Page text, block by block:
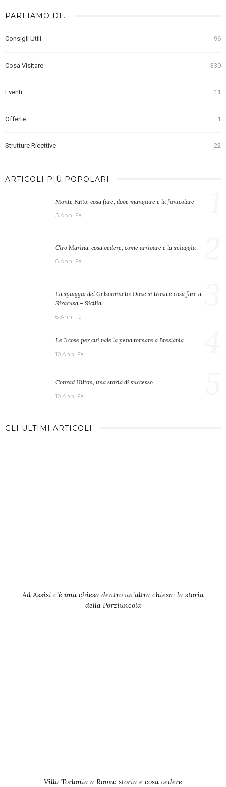
PARLIAMO DI…
Consigli Utili 96
Cosa Visitare 330
Eventi 11
Offerte 1
Strutture Ricettive 22
ARTICOLI PIÙ POPOLARI
Monte Faito: cosa fare, dove mangiare e la funicolare
5 Anni Fa
Cirò Marina: cosa vedere, come arrivare e la spiaggia
6 Anni Fa
La spiaggia del Gelsomineto: Dove si trova e cosa fare a
Siracusa – Sicilia
6 Anni Fa
Le 3 cose per cui vale la pena tornare a Breslavia
10 Anni Fa
Conrad Hilton, una storia di successo
10 Anni Fa
GLI ULTIMI ARTICOLI
Ad Assisi c’è una chiesa dentro un’altra chiesa: la storia
della Porziuncola
Villa Torlonia a Roma: storia e cosa vedere